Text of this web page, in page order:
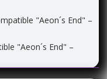
"Aeon´s End" –
"Aeon´s End" –